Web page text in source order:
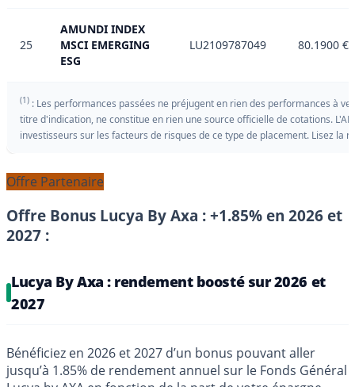
25
AMUNDI INDEX
MSCI EMERGING
ESG
LU2109787049 80.1900 €
(1) : Les performances passées ne préjugent en rien des performances à
titre d'indication, ne constitue en rien une source officielle de cotations.
investisseurs sur les facteurs de risques de ce type de placement. Lisez la
Offre Partenaire
Offre Bonus Lucya By Axa : +1.85% en 2026 et
2027 :
Lucya By Axa : rendement boosté sur 2026 et
2027
Bénéficiez en 2026 et 2027 d’un bonus pouvant aller
jusqu’à 1.85% de rendement annuel sur le Fonds Général